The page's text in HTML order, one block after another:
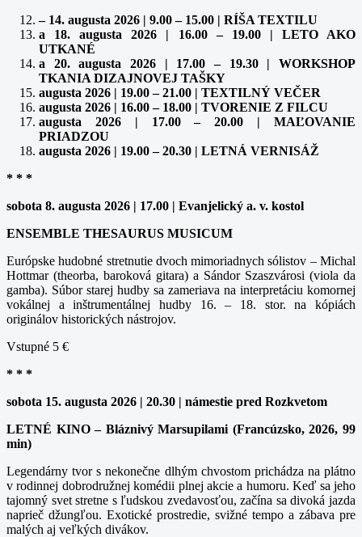
– 14. augusta 2026 | 9.00 – 15.00 | RÍŠA TEXTILU
a 18. augusta 2026 | 16.00 – 19.00 | LETO AKO
UTKANÉ
a 20. augusta 2026 | 17.00 – 19.30 | WORKSHOP
TKANIA DIZAJNOVEJ TAŠKY
augusta 2026 | 19.00 – 21.00 | TEXTILNÝ VEČER
augusta 2026 | 16.00 – 18.00 | TVORENIE Z FILCU
augusta 2026 | 17.00 – 20.00 | MAĽOVANIE
PRIADZOU
augusta 2026 | 19.00 – 20.30 | LETNÁ VERNISÁŽ
* * *
sobota 8. augusta 2026 | 17.00 | Evanjelický a. v. kostol
ENSEMBLE THESAURUS MUSICUM
Európske hudobné stretnutie dvoch mimoriadnych sólistov – Michal
Hottmar (theorba, baroková gitara) a Sándor Szaszvárosi (viola da
gamba). Súbor starej hudby sa zameriava na interpretáciu komornej
vokálnej a inštrumentálnej hudby 16. – 18. stor. na kópiách
originálov historických nástrojov.
Vstupné 5 €
* * *
sobota 15. augusta 2026 | 20.30 | námestie pred Rozkvetom
LETNÉ KINO – Bláznivý Marsupilami (Francúzsko, 2026, 99
min)
Legendárny tvor s nekonečne dlhým chvostom prichádza na plátno
v rodinnej dobrodružnej komédii plnej akcie a humoru. Keď sa jeho
tajomný svet stretne s ľudskou zvedavosťou, začína sa divoká jazda
naprieč džungľou. Exotické prostredie, svižné tempo a zábava pre
malých aj veľkých divákov.